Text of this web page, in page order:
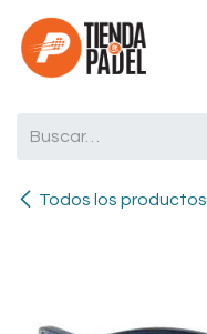
Ir al contenido
Todos los productos